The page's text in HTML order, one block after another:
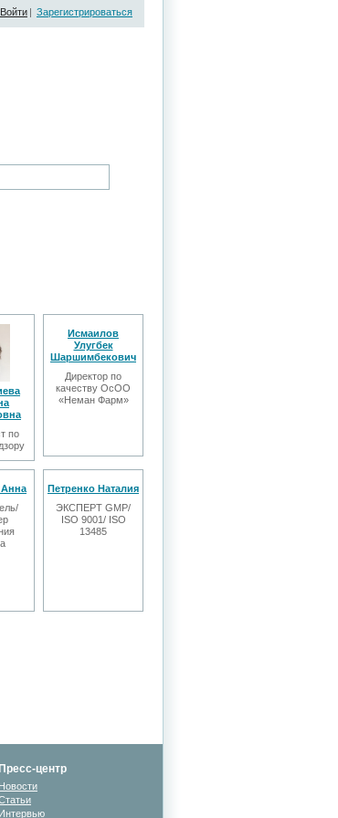
Войти | Зарегистрироваться
по
Исмаилов
Улугбек
Шаршимбекович
Директор по
качеству ОсОО
«Неман Фарм»
Петренко Наталия
ЭКСПЕРТ GMP/
ISO 9001/ ISO
13485
Пресс-центр
Новости
Интервью